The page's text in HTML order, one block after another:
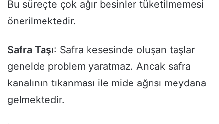
Bu süreçte çok ağır besinler tüketilmemesi
önerilmektedir.
Safra Taşı: Safra kesesinde oluşan taşlar
genelde problem yaratmaz. Ancak safra
kanalının tıkanması ile mide ağrısı meydana
gelmektedir.